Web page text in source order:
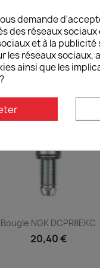
178,00 €
Aperçu rapide
Bougie NGK DCPR8EKC
20,40 €
demande
des réseaux
et à la
les réseaux
ainsi que les